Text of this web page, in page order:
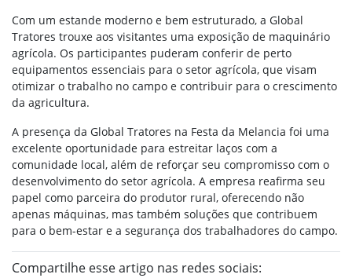
Com um estande moderno e bem estruturado, a Global
Tratores trouxe aos visitantes uma exposição de maquinário
agrícola. Os participantes puderam conferir de perto
equipamentos essenciais para o setor agrícola, que visam
otimizar o trabalho no campo e contribuir para o crescimento
da agricultura.
A presença da Global Tratores na Festa da Melancia foi uma
excelente oportunidade para estreitar laços com a
comunidade local, além de reforçar seu compromisso com o
desenvolvimento do setor agrícola. A empresa reafirma seu
papel como parceira do produtor rural, oferecendo não
apenas máquinas, mas também soluções que contribuem
para o bem-estar e a segurança dos trabalhadores do campo.
Compartilhe esse artigo nas redes sociais: